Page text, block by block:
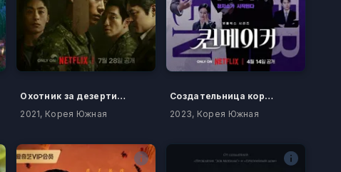
Охотник за дезертирами
2021, Корея Южная
Создательница королевы
2023, Корея Южная